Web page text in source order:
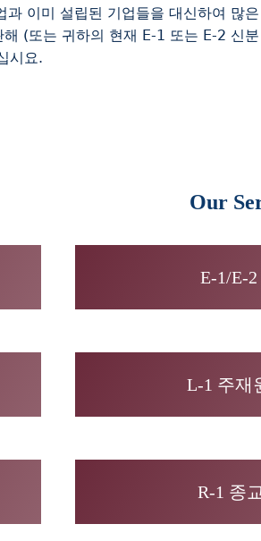
과 이미 설립된 기업들을 대신하여 많
(또는 귀하의 현재 E-1 또는 E-2 신
시요.
Our
E-1/E-
L-1 주재
R-1 종